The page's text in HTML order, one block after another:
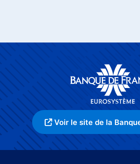
Voir le site de la